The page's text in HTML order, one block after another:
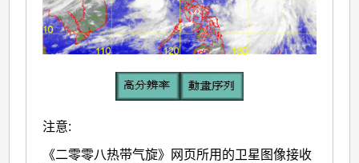
注意:
《二零零八热带气旋》网页所用的卫星图像接收